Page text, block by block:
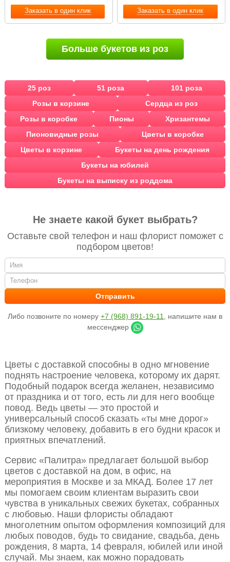
Заказать в один клик Заказать в один клик
Больше букетов из роз
25 роз 51 роза
101 роза
Розы в корзине
Сердца из роз
Розы в коробке
Пионы
Хризантемы
Пионовидные розы
Цветы в коробке
Цветы в корзине
Букеты на день рождения
Букеты на юбилей
Букеты на выписку из роддома
Не знаете какой букет выбрать?
Оставьте свой телефон и наш флорист поможет с
подбором цветов!
Либо позвоните по номеру +7 (968) 891-19-11
, напишите нам в
мессенджер
Цветы с доставкой способны в одно мгновение
поднять настроение человека, которому их дарят.
Подобный подарок всегда желанен, независимо
от праздника и от того, есть ли для него вообще
повод. Ведь цветы — это простой и
универсальный способ сказать «ты мне дорог»
близкому человеку, добавить в его будни красок и
приятных впечатлений.
Сервис «Палитра» предлагает большой выбор
цветов с доставкой на дом, в офис, на
мероприятия в Москве и за МКАД. Более 17 лет
мы помогаем своим клиентам выразить свои
чувства в уникальных свежих букетах, собранных
с любовью. Наши флористы обладают
многолетним опытом оформления композиций для
любых поводов, будь то свидание, свадьба, день
рождения, 8 марта, 14 февраля, юбилей или иной
случай. Мы знаем, как можно порадовать